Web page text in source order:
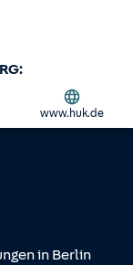
www.huk.de
in Berlin